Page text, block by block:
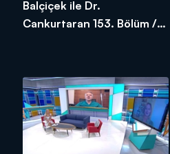
Balçiçek ile Dr.
Cankurtaran 153. Bölüm /